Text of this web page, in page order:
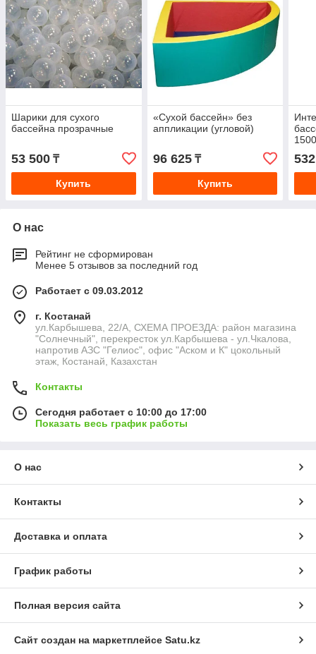
Шарики для сухого
бассейна прозрачные
53 500 ₸
Купить
«Сухой бассейн» без
аппликации (угловой)
96 625₸
Купить
О нас
Рейтинг не сформирован
Менее 5 отзывов за последний год
Работает с 09.03.2012
г. Костанай
ул.Карбышева, 22/А, СХЕМА ПРОЕЗДА: район магазина
"Солнечный", перекресток ул.Карбышева - ул.Чкалова,
напротив АЗС "Гелиос", офис "Аском и К" цокольный
этаж, Костанай, Казахстан
Контакты
Сегодня работает с 10:00 до 17:00
Показать весь график работы
О нас
Контакты
Доставка и оплата
График работы
Полная версия сайта
Сайт создан на маркетплейсе Satu.kz